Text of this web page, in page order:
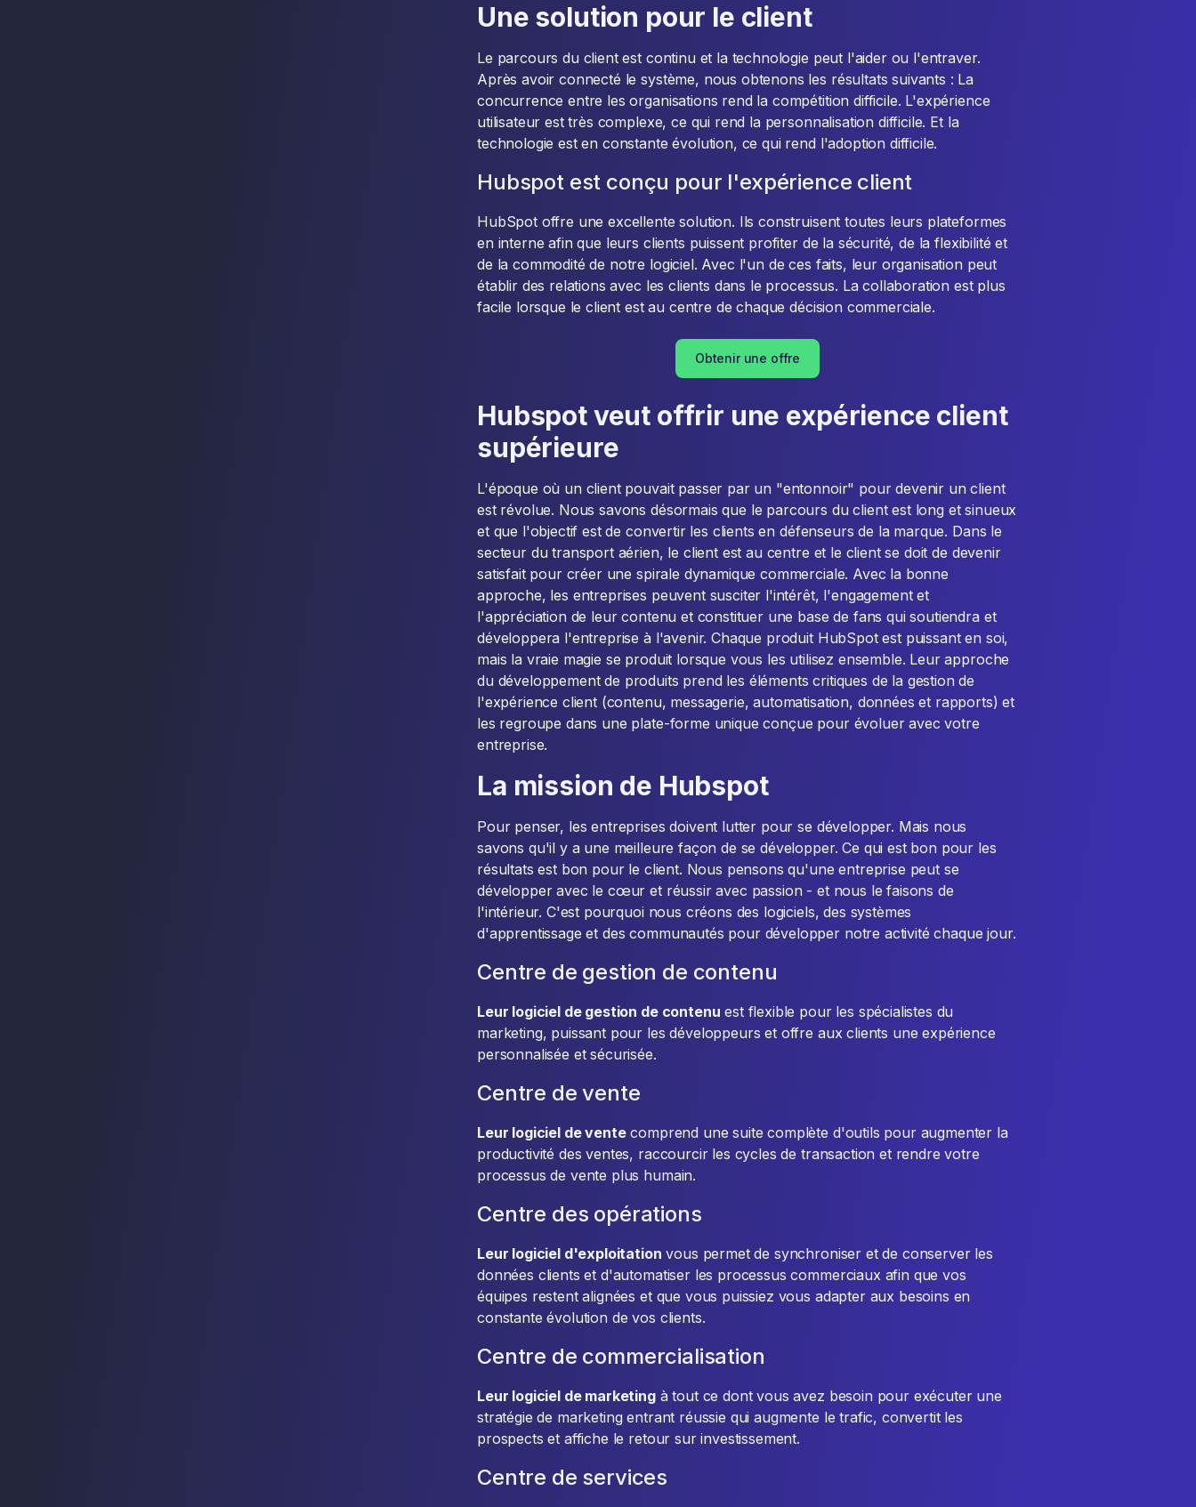
Une solution pour le client
Le parcours du client est continu et la technologie peut l'aider ou l'entraver.
Après avoir connecté le système, nous obtenons les résultats suivants : La
concurrence entre les organisations rend la compétition difficile. L'expérience
utilisateur est très complexe, ce qui rend la personnalisation difficile. Et la
technologie est en constante évolution, ce qui rend l'adoption difficile.
Hubspot est conçu pour l'expérience client
HubSpot offre une excellente solution. Ils construisent toutes leurs plateformes
en interne afin que leurs clients puissent profiter de la sécurité, de la flexibilité et
de la commodité de notre logiciel. Avec l'un de ces faits, leur organisation peut
établir des relations avec les clients dans le processus. La collaboration est plus
facile lorsque le client est au centre de chaque décision commerciale.
Obtenir une offre
Hubspot veut offrir une expérience client
supérieure
L'époque où un client pouvait passer par un "entonnoir" pour devenir un client
est révolue. Nous savons désormais que le parcours du client est long et sinueux
et que l'objectif est de convertir les clients en défenseurs de la marque. Dans le
secteur du transport aérien, le client est au centre et le client se doit de devenir
satisfait pour créer une spirale dynamique commerciale. Avec la bonne
approche, les entreprises peuvent susciter l'intérêt, l'engagement et
l'appréciation de leur contenu et constituer une base de fans qui soutiendra et
développera l'entreprise à l'avenir. Chaque produit HubSpot est puissant en soi,
mais la vraie magie se produit lorsque vous les utilisez ensemble. Leur approche
du développement de produits prend les éléments critiques de la gestion de
l'expérience client (contenu, messagerie, automatisation, données et rapports) et
les regroupe dans une plate-forme unique conçue pour évoluer avec votre
entreprise.
La mission de Hubspot
Pour penser, les entreprises doivent lutter pour se développer. Mais nous
savons qu'il y a une meilleure façon de se développer. Ce qui est bon pour les
résultats est bon pour le client. Nous pensons qu'une entreprise peut se
développer avec le cœur et réussir avec passion - et nous le faisons de
l'intérieur. C'est pourquoi nous créons des logiciels, des systèmes
d'apprentissage et des communautés pour développer notre activité chaque jour.
Centre de gestion de contenu
Leur logiciel de gestion de contenu est flexible pour les spécialistes du
marketing, puissant pour les développeurs et offre aux clients une expérience
personnalisée et sécurisée.
Centre de vente
Leur logiciel de ventecomprend une suite complète d'outils pour augmenter la
productivité des ventes, raccourcir les cycles de transaction et rendre votre
processus de vente plus humain.
Centre des opérations
Leur logiciel d'exploitation vous permet de synchroniser et de conserver les
données clients et d'automatiser les processus commerciaux afin que vos
équipes restent alignées et que vous puissiez vous adapter aux besoins en
constante évolution de vos clients.
Centre de commercialisation
Leur logiciel de marketingà tout ce dont vous avez besoin pour exécuter une
stratégie de marketing entrant réussie qui augmente le trafic, convertit les
prospects et affiche le retour sur investissement.
Centre de services